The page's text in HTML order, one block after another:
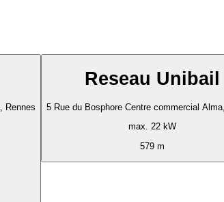
Rennes
Reseau Unibail
5 Rue du Bosphore Centre commercial
max. 22 kW
579 m